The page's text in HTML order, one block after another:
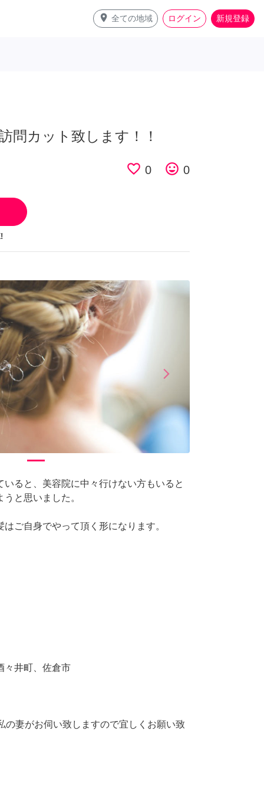
place 全ての地域 ログイン 新規登録
問カット致します！！
favorite_border 0 tag_faces 0
arrow_forward_iosNext
いると、美容院に中々行けない方もいると
と思いました。
ご自身でやって頂く形になります。
々井町、佐倉市
の妻がお伺い致しますので宜しくお願い致